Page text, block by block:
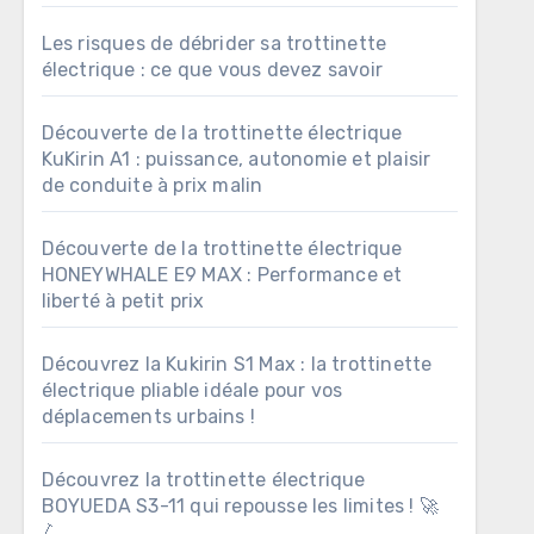
Les risques de débrider sa trottinette
électrique : ce que vous devez savoir
Découverte de la trottinette électrique
KuKirin A1 : puissance, autonomie et plaisir
de conduite à prix malin
Découverte de la trottinette électrique
HONEYWHALE E9 MAX : Performance et
liberté à petit prix
Découvrez la Kukirin S1 Max : la trottinette
électrique pliable idéale pour vos
déplacements urbains !
Découvrez la trottinette électrique
BOYUEDA S3-11 qui repousse les limites ! 🚀